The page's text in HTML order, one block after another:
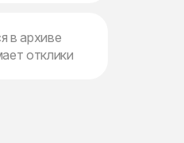
в архиве
отклики